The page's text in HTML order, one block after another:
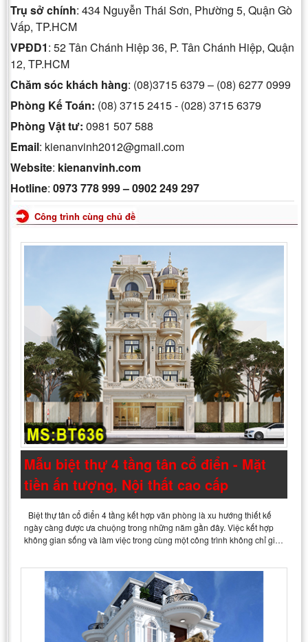
Trụ sở chính: 434 Nguyễn Thái Sơn, Phường 5, Quận Gò
Vấp, TP.HCM
VPĐD1: 52 Tân Chánh Hiệp 36, P. Tân Chánh Hiệp, Quận
12, TP.HCM
Chăm sóc khách hàng: (08)3715 6379 – (08) 6277 0999
Phòng Kế Toán: (08) 3715 2415 - (028) 3715 6379
Phòng Vật tư: 0981 507 588
Email: kienanvinh2012@gmail.com
Website: kienanvinh.com
Hotline: 0973 778 999 – 0902 249 297
Công trình cùng chủ đề
Mẫu biệt thự 4 tầng tân cổ điển - Mặt
tiền ấn tượng, Nội thất cao cấp
Biệt thự tân cổ điển 4 tầng kết hợp văn phòng là xu hướng thiết kế
ngày càng được ưa chuộng trong những năm gần đây. Việc kết hợp
không gian sống và làm việc trong cùng một công trình không chỉ gi…